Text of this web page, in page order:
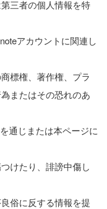
三者の個人情報を特
アカウントに関連し
標権、著作権、プラ
またはその恐れのあ
通じまたは本ページに
けたり、誹謗中傷し
俗に反する情報を提